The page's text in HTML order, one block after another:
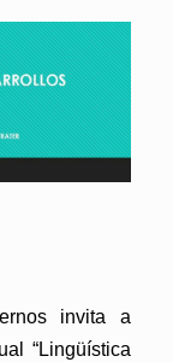
invita a
“Lingüística